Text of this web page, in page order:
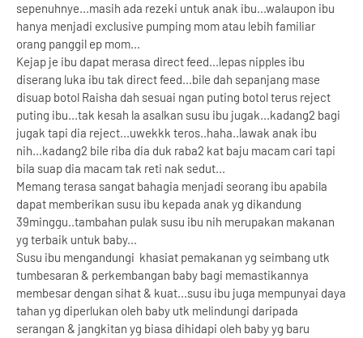
sepenuhnye...masih ada rezeki untuk anak ibu...walaupon ibu
hanya menjadi exclusive pumping mom atau lebih familiar
orang panggil ep mom...
Kejap je ibu dapat merasa direct feed...lepas nipples ibu
diserang luka ibu tak direct feed...bile dah sepanjang mase
disuap botol Raisha dah sesuai ngan puting botol terus reject
puting ibu...tak kesah la asalkan susu ibu jugak...kadang2 bagi
jugak tapi dia reject...uwekkk teros..haha..lawak anak ibu
nih...kadang2 bile riba dia duk raba2 kat baju macam cari tapi
bila suap dia macam tak reti nak sedut...
Memang terasa sangat bahagia menjadi seorang ibu apabila
dapat memberikan susu ibu kepada anak yg dikandung
39minggu..tambahan pulak susu ibu nih merupakan makanan
yg terbaik untuk baby...
Susu ibu mengandungi khasiat pemakanan yg seimbang utk
tumbesaran & perkembangan baby bagi memastikannya
membesar dengan sihat & kuat...susu ibu juga mempunyai daya
tahan yg diperlukan oleh baby utk melindungi daripada
serangan & jangkitan yg biasa dihidapi oleh baby yg baru